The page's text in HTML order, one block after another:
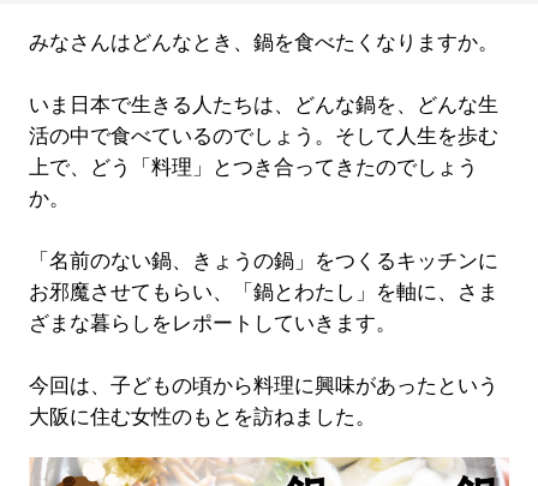
みなさんはどんなとき、鍋を食べたくなりますか。
いま日本で生きる人たちは、どんな鍋を、どんな生
活の中で食べているのでしょう。そして人生を歩む
上で、どう「料理」とつき合ってきたのでしょう
か。
「名前のない鍋、きょうの鍋」をつくるキッチンに
お邪魔させてもらい、「鍋とわたし」を軸に、さま
ざまな暮らしをレポートしていきます。
今回は、子どもの頃から料理に興味があったという
大阪に住む女性のもとを訪ねました。